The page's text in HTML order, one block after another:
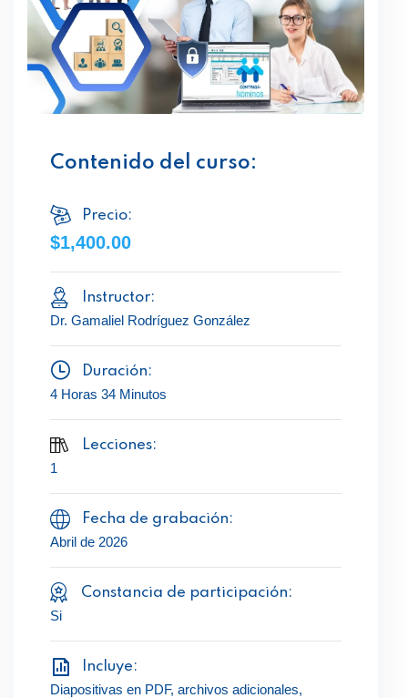
Contenido del curso:
Precio:
$1,400.00
Instructor:
Dr. Gamaliel Rodríguez González
Duración:
4 Horas 34 Minutos
Lecciones:
1
Fecha de grabación:
Abril de 2026
Constancia de participación:
Si
Incluye:
Diapositivas en PDF, archivos adicionales,